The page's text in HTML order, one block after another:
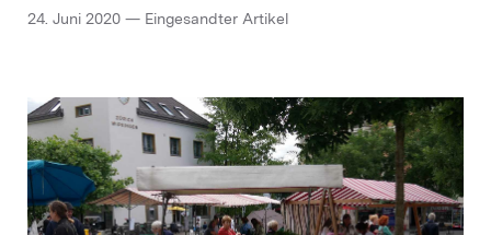
24. Juni 2020 — Eingesandter Artikel